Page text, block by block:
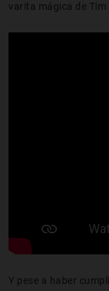
varita mágica de Tim
Y pese a haber